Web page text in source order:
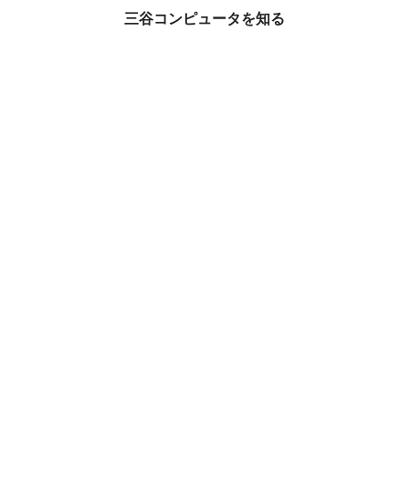
三谷コンピュータを知る